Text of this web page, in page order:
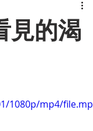
見的渴
1080p/mp4/file.mp